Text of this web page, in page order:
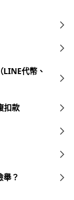
代幣、
扣款
舉？